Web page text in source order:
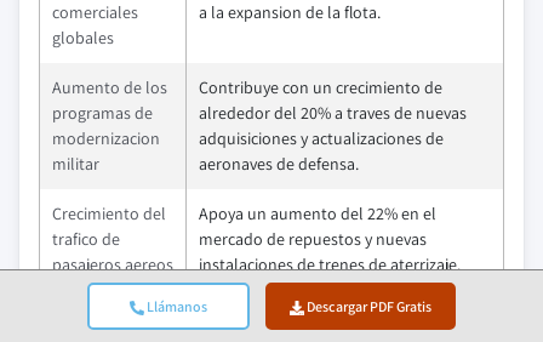
Llámanos Descargar PDF Gratis
comerciales
globales
a la expansion de la flota.
Aumento de los
programas de
modernizacion
militar
Contribuye con un crecimiento de
alrededor del 20% a traves de nuevas
adquisiciones y actualizaciones de
aeronaves de defensa.
Crecimiento del
trafico de
pasajeros aereos
Apoya un aumento del 22% en el
mercado de repuestos y nuevas
instalaciones de trenes de aterrizaje.
Enfoque en
Permite un crecimiento del 15% al